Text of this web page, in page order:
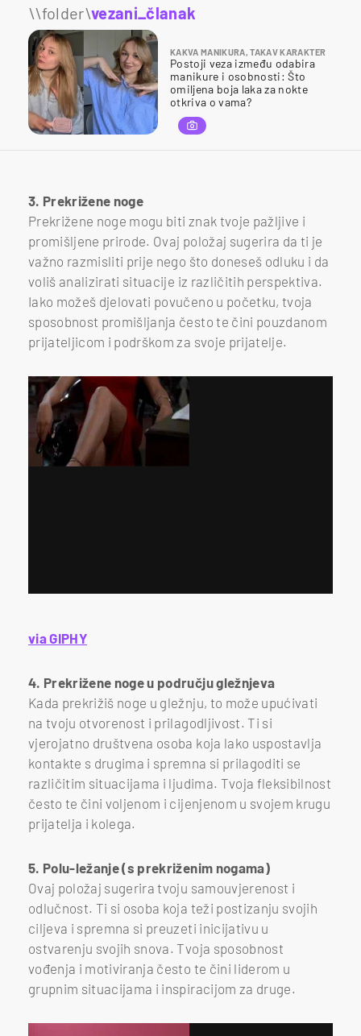
\\folder\vezani_članak
KAKVA MANIKURA, TAKAV KARAKTER
Postoji veza između odabira
manikure i osobnosti: Što
omiljena boja laka za nokte
otkriva o vama?
3. Prekrižene noge
Prekrižene noge mogu biti znak tvoje pažljive i
promišljene prirode. Ovaj položaj sugerira da ti je
važno razmisliti prije nego što doneseš odluku i da
voliš analizirati situacije iz različitih perspektiva.
Iako možeš djelovati povučeno u početku, tvoja
sposobnost promišljanja često te čini pouzdanom
prijateljicom i podrškom za svoje prijatelje.
via GIPHY
4. Prekrižene noge u području gležnjeva
Kada prekrižiš noge u gležnju, to može upućivati
na tvoju otvorenost i prilagodljivost. Ti si
vjerojatno društvena osoba koja lako uspostavlja
kontakte s drugima i spremna si prilagoditi se
različitim situacijama i ljudima. Tvoja fleksibilnost
često te čini voljenom i cijenjenom u svojem krugu
prijatelja i kolega.
5. Polu-ležanje (s prekriženim nogama)
Ovaj položaj sugerira tvoju samouvjerenost i
odlučnost. Ti si osoba koja teži postizanju svojih
ciljeva i spremna si preuzeti inicijativu u
ostvarenju svojih snova. Tvoja sposobnost
vođenja i motiviranja često te čini liderom u
grupnim situacijama i inspiracijom za druge.